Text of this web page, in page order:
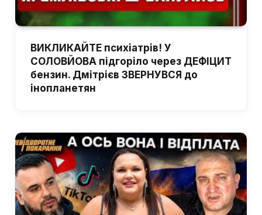
ВИКЛИКАЙТЕ психіатрів! У
СОЛОВЙОВА підгоріло через ДЕФІЦИТ
бензин. Дмітрієв ЗВЕРНУВСЯ до
інопланетян